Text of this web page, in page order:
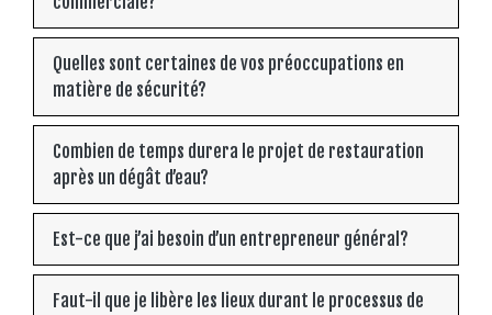
Quelles sont certaines de vos préoccupations en
matière de sécurité?
Combien de temps durera le projet de restauration
après un dégât d’eau?
Est-ce que j’ai besoin d’un entrepreneur général?
Faut-il que je libère les lieux durant le processus de